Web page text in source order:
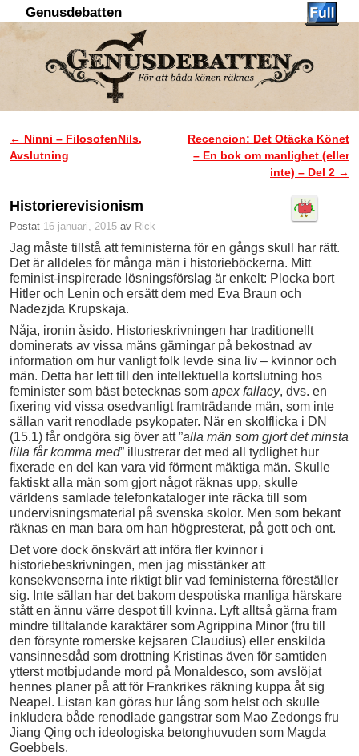
Genusdebatten
Inläggsnavigering
← Ninni – FilosofenNils,
Avslutning
Recencion: Det Otäcka Könet
– En bok om manlighet (eller
inte) – Del 2 →
Historierevisionism
Postat 16 januari, 2015 av Rick
Jag måste tillstå att feministerna för en gångs skull har rätt.
Det är alldeles för många män i historieböckerna. Mitt
feminist-inspirerade lösningsförslag är enkelt: Plocka bort
Hitler och Lenin och ersätt dem med Eva Braun och
Nadezjda Krupskaja.
Nåja, ironin åsido. Historieskrivningen har traditionellt
dominerats av vissa mäns gärningar på bekostnad av
information om hur vanligt folk levde sina liv – kvinnor och
män. Detta har lett till den intellektuella kortslutning hos
feminister som bäst betecknas som apex fallacy, dvs. en
fixering vid vissa osedvanligt framträdande män, som inte
sällan varit renodlade psykopater. När en skolflicka i DN
(15.1) får ondgöra sig över att ”alla män som gjort det minsta
lilla får komma med” illustrerar det med all tydlighet hur
fixerade en del kan vara vid förment mäktiga män. Skulle
faktiskt alla män som gjort något räknas upp, skulle
världens samlade telefonkataloger inte räcka till som
undervisningsmaterial på svenska skolor. Men som bekant
räknas en man bara om han högpresterat, på gott och ont.
Det vore dock önskvärt att införa fler kvinnor i
historiebeskrivningen, men jag misstänker att
konsekvenserna inte riktigt blir vad feministerna föreställer
sig. Inte sällan har det bakom despotiska manliga härskare
stått en ännu värre despot till kvinna. Lyft alltså gärna fram
mindre tilltalande karaktärer som Agrippina Minor (fru till
den försynte romerske kejsaren Claudius) eller enskilda
vansinnesdåd som drottning Kristinas även för samtiden
ytterst motbjudande mord på Monaldesco, som avslöjat
hennes planer på att för Frankrikes räkning kuppa åt sig
Neapel. Listan kan göras hur lång som helst och skulle
inkludera både renodlade gangstrar som Mao Zedongs fru
Jiang Qing och ideologiska betonghuvuden som Magda
Goebbels.